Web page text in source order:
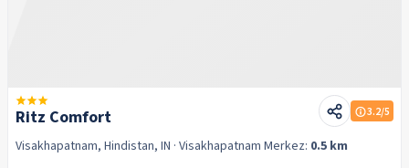
Ritz Comfort 3.2/5
Visakhapatnam, Hindistan, IN · Visakhapatnam Merkez: 0.5 km